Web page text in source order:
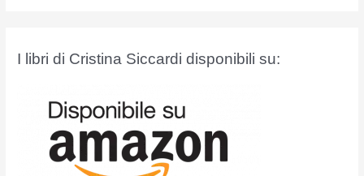
I libri di Cristina Siccardi disponibili su: